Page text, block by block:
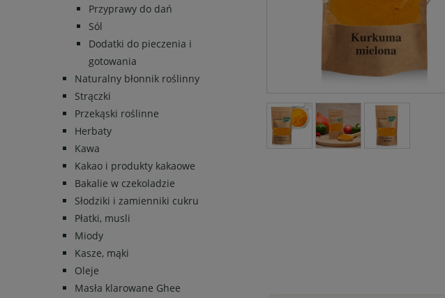
Przyprawy do dań
Sól
Dodatki do pieczenia i
gotowania
Naturalny błonnik roślinny
Strączki
Przekąski roślinne
Herbaty
Kawa
Kakao i produkty kakaowe
Bakalie w czekoladzie
Słodziki i zamienniki cukru
Płatki, musli
Miody
Kasze, mąki
Oleje
Masła klarowane Ghee